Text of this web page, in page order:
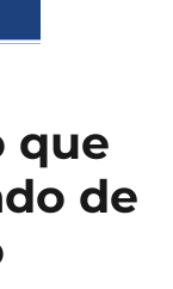
que
de